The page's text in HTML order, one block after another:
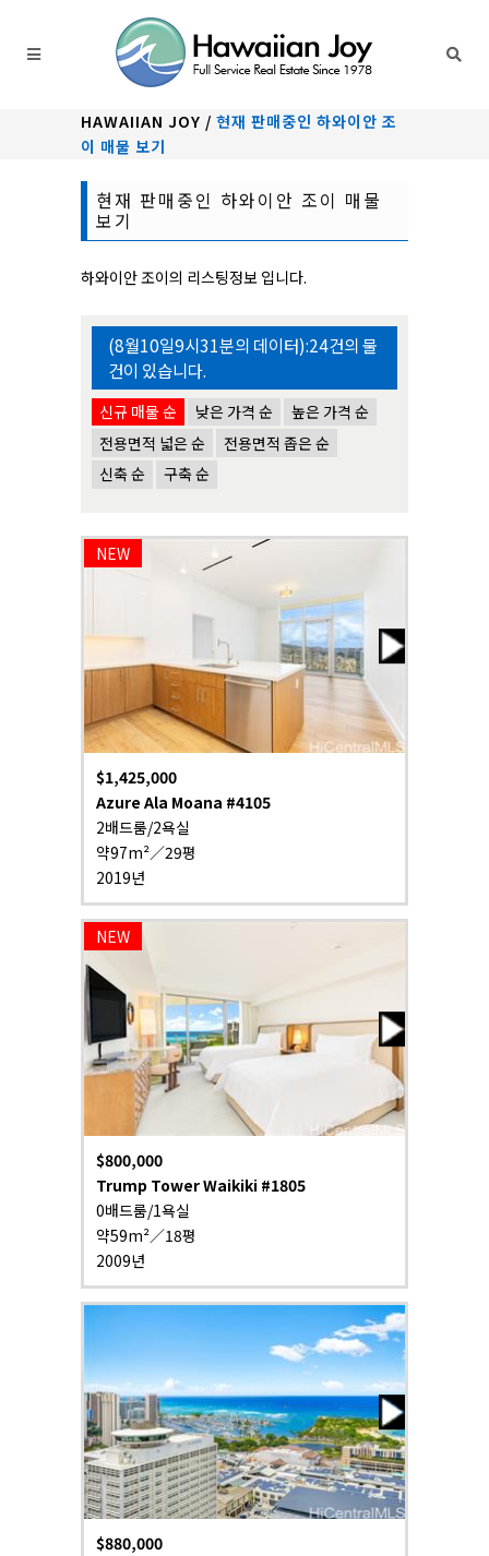
HAWAIIAN JOY / 현재 판매중인 하와이안 조
이 매물 보기
현재 판매중인 하와이안 조이 매물
보기
하와이안 조이의 리스팅정보 입니다.
(8월10일9시31분의 데이터):24건의 물
건이 있습니다.
신규 매물 순 낮은 가격 순
높은 가격 순
전용면적 넓은 순
전용면적 좁은 순
신축 순
구축 순
$1,425,000
Azure Ala Moana #4105
2배드룸/2욕실
약97m²／29평
2019년
$800,000
Trump Tower Waikiki #1805
0배드룸/1욕실
약59m²／18평
2009년
$880,000